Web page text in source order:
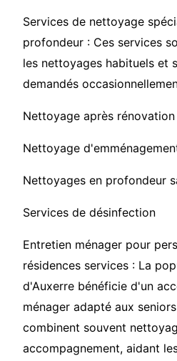
Services de nettoyage
profondeur : Ces services
les nettoyages habituels et
demandés
Nettoyage après rénovation
Nettoyage
Nettoyages en profondeur
Services de désinfection
Entretien ménager pour
résidences services : La
d'Auxerre bénéficie d'un
ménager adapté aux
combinent souvent
accompagnement, aidant